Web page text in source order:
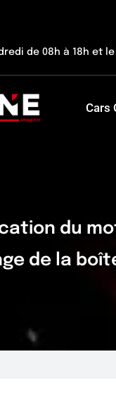
de 08h à 18h et le
Cars
du
de la